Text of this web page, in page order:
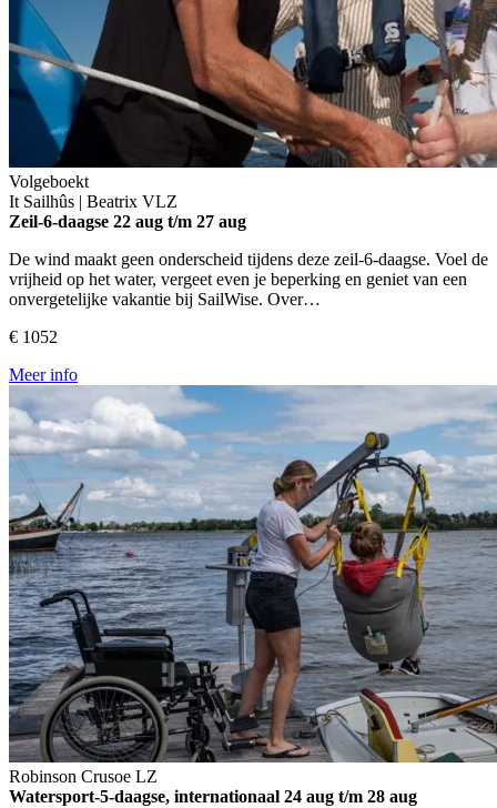
Volgeboekt
It Sailhûs | Beatrix VLZ
Zeil-6-daagse 22 aug t/m 27 aug
De wind maakt geen onderscheid tijdens deze zeil-6-daagse. Voel de
vrijheid op het water, vergeet even je beperking en geniet van een
onvergetelijke vakantie bij SailWise. Over…
€ 1052
Meer info
Robinson Crusoe LZ
Watersport-5-daagse, internationaal 24 aug t/m 28 aug